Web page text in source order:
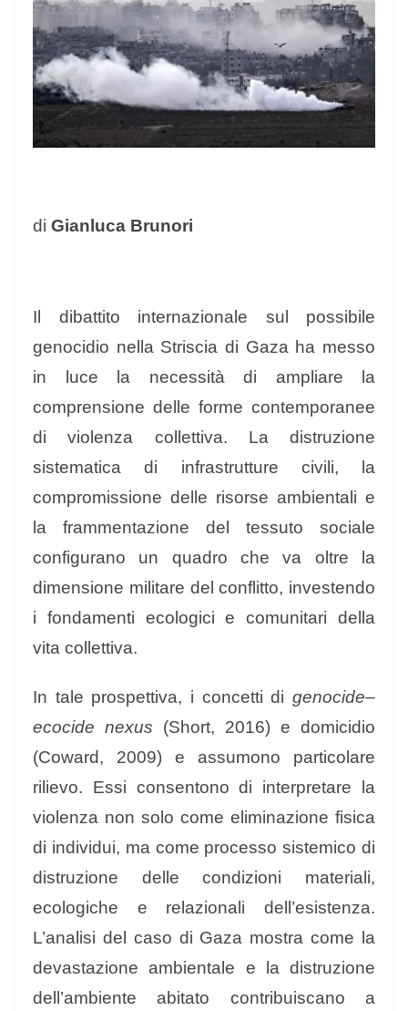
di Gianluca Brunori
Il dibattito internazionale sul possibile
genocidio nella Striscia di Gaza ha messo
in luce la necessità di ampliare la
comprensione delle forme contemporanee
di violenza collettiva. La distruzione
sistematica di infrastrutture civili, la
compromissione delle risorse ambientali e
la frammentazione del tessuto sociale
configurano un quadro che va oltre la
dimensione militare del conflitto, investendo
i fondamenti ecologici e comunitari della
vita collettiva.
In tale prospettiva, i concetti di genocide–
ecocide nexus (Short, 2016) e domicidio
(Coward, 2009) e assumono particolare
rilievo. Essi consentono di interpretare la
violenza non solo come eliminazione fisica
di individui, ma come processo sistemico di
distruzione delle condizioni materiali,
ecologiche e relazionali dell’esistenza.
L’analisi del caso di Gaza mostra come la
devastazione ambientale e la distruzione
dell’ambiente abitato contribuiscano a